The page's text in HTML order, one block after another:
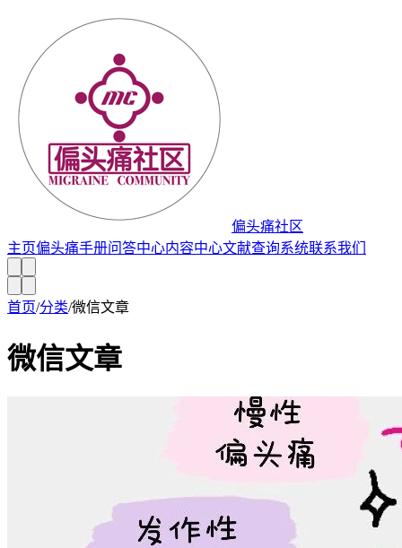
偏头痛社区
主页偏头痛手册问答中心内容中心文献查询系统联系我们
首页/分类/微信文章
微信文章